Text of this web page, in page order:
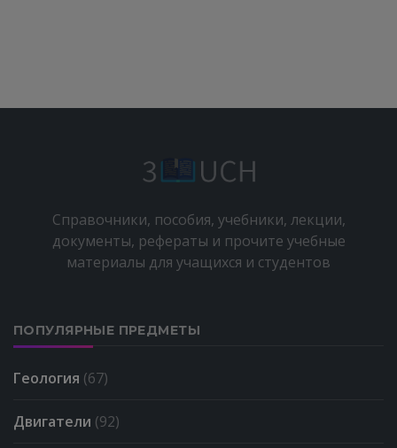
Справочники, пособия, учебники, лекции,
документы, рефераты и прочите учебные
материалы для учащихся и студентов
ПОПУЛЯРНЫЕ ПРЕДМЕТЫ
Геология (67)
Двигатели (92)